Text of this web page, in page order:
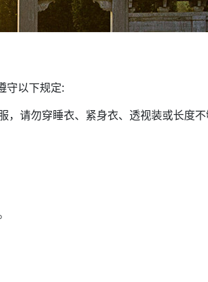
守以下规定:
，请勿穿睡衣、紧身衣、透视装或长度